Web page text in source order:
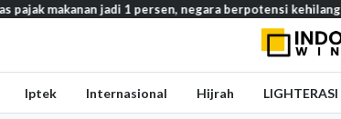
makanan jadi 1 persen, negara berpotensi kehilangan
Iptek Internasional Hijrah LIGHTERASI